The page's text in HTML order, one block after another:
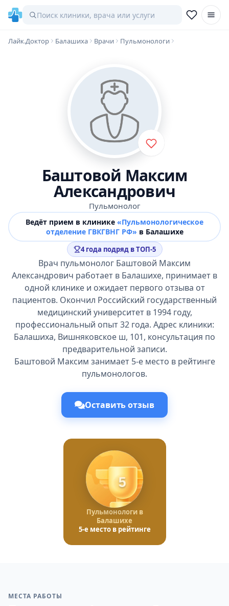
Лайк.Доктор Балашиха Врачи Пульмонологи
Баштовой Максим
Александрович
Пульмонолог
Ведёт прием в клинике «Пульмонологическое
отделение ГВКГВНГ РФ» в Балашихе
4 года подряд в ТОП-5
Врач пульмонолог Баштовой Максим
Александрович работает в Балашихе, принимает в
одной клинике и ожидает первого отзыва от
пациентов. Окончил Российский государственный
медицинский университет в 1994 году,
профессиональный опыт 32 года. Адрес клиники:
Балашиха, Вишняковское ш, 101, консультация по
предварительной записи.
Баштовой Максим занимает 5-е место в рейтинге
пульмонологов.
Оставить отзыв
5
Пульмонологи в
Балашихе
5-е место в рейтинге
МЕСТА РАБОТЫ